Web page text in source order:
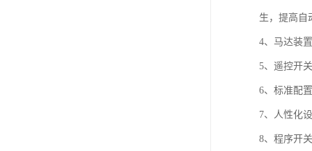
生，提高自
4、马达装
5、遥控开
6、标准配
7、人性化
8、程序开